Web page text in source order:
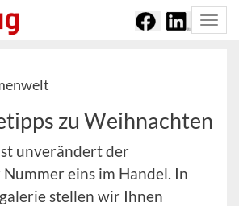
zu Weihnachten
unverändert der
eins im Handel. In
stellen wir Ihnen